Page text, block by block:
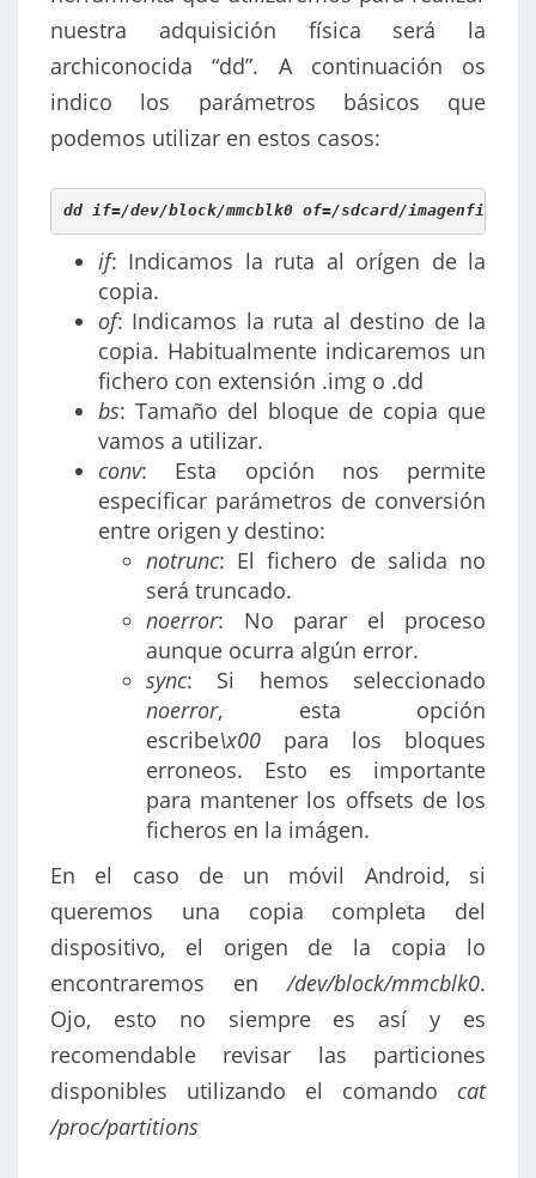
nuestra adquisición física será la
archiconocida “dd”. A continuación os
indico los parámetros básicos que
podemos utilizar en estos casos:
dd if=/dev/block/mmcblk0 of=/sdcard/
if: Indicamos la ruta al orígen de la
copia.
of: Indicamos la ruta al destino de la
copia. Habitualmente indicaremos un
fichero con extensión .img o .dd
bs: Tamaño del bloque de copia que
vamos a utilizar.
conv: Esta opción nos permite
especificar parámetros de conversión
entre origen y destino:
notrunc: El fichero de salida no
será truncado.
noerror: No parar el proceso
aunque ocurra algún error.
sync: Si hemos seleccionado
noerror, esta opción
escribe\x00 para los bloques
erroneos. Esto es importante
para mantener los offsets de los
ficheros en la imágen.
En el caso de un móvil Android, si
queremos una copia completa del
dispositivo, el origen de la copia lo
encontraremos en/dev/block/mmcblk0.
Ojo, esto no siempre es así y es
recomendable revisar las particiones
disponibles utilizando el comando cat
/proc/partitions